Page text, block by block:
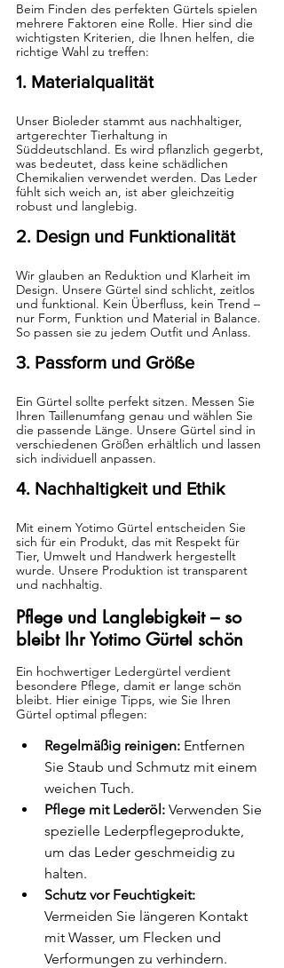
Beim Finden des perfekten Gürtels spielen
mehrere Faktoren eine Rolle. Hier sind die
wichtigsten Kriterien, die Ihnen helfen, die
richtige Wahl zu treffen:
1. Materialqualität
Unser Bioleder stammt aus nachhaltiger,
artgerechter Tierhaltung in
Süddeutschland. Es wird pflanzlich gegerbt,
was bedeutet, dass keine schädlichen
Chemikalien verwendet werden. Das Leder
fühlt sich weich an, ist aber gleichzeitig
robust und langlebig.
2. Design und Funktionalität
Wir glauben an Reduktion und Klarheit im
Design. Unsere Gürtel sind schlicht, zeitlos
und funktional. Kein Überfluss, kein Trend –
nur Form, Funktion und Material in Balance.
So passen sie zu jedem Outfit und Anlass.
3. Passform und Größe
Ein Gürtel sollte perfekt sitzen. Messen Sie
Ihren Taillenumfang genau und wählen Sie
die passende Länge. Unsere Gürtel sind in
verschiedenen Größen erhältlich und lassen
sich individuell anpassen.
4. Nachhaltigkeit und Ethik
Mit einem Yotimo Gürtel entscheiden Sie
sich für ein Produkt, das mit Respekt für
Tier, Umwelt und Handwerk hergestellt
wurde. Unsere Produktion ist transparent
und nachhaltig.
Pflege und Langlebigkeit – so
bleibt Ihr Yotimo Gürtel schön
Ein hochwertiger Ledergürtel verdient
besondere Pflege, damit er lange schön
bleibt. Hier einige Tipps, wie Sie Ihren
Gürtel optimal pflegen:
Regelmäßig reinigen: Entfernen
Sie Staub und Schmutz mit einem
weichen Tuch.
Pflege mit Lederöl: Verwenden Sie
spezielle Lederpflegeprodukte,
um das Leder geschmeidig zu
halten.
Schutz vor Feuchtigkeit:
Vermeiden Sie längeren Kontakt
mit Wasser, um Flecken und
Verformungen zu verhindern.